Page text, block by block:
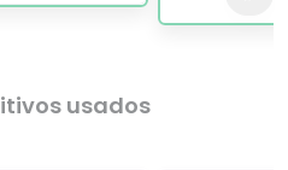
usados